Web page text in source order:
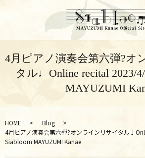
4月ピアノ演奏会第六弾?オ
タル♩Online recital 2023/
MAYUZUMI
HOME
Blog
4月ピアノ演奏会第六弾?オンラインリサイタル
Siabloom MAYUZUMI Kanae